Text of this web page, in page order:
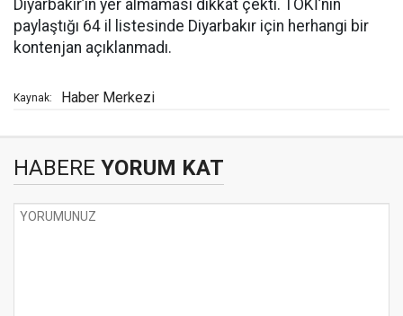
Diyarbakır’ın yer almaması dikkat çekti. TOKİ’nin
paylaştığı 64 il listesinde Diyarbakır için herhangi bir
kontenjan açıklanmadı.
Kaynak: Haber Merkezi
HABERE YORUM KAT